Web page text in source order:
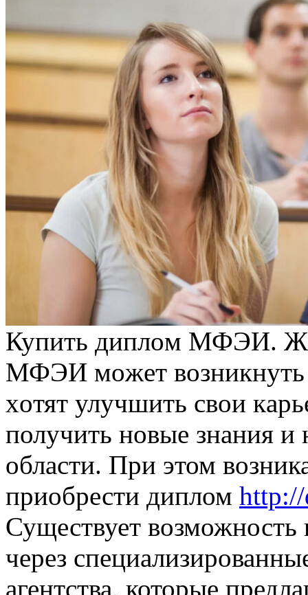
Купить диплoм МФЭИ.
МФЭИ мoжeт вoзникнуть
xoтят улучшить свoи
получить новые знания
области. При этом
приобрести диплом
Существует
через
агентства, которые